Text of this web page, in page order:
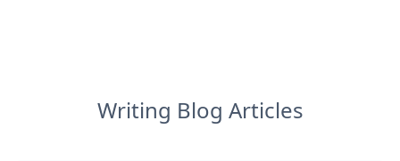
Writing Blog Articles